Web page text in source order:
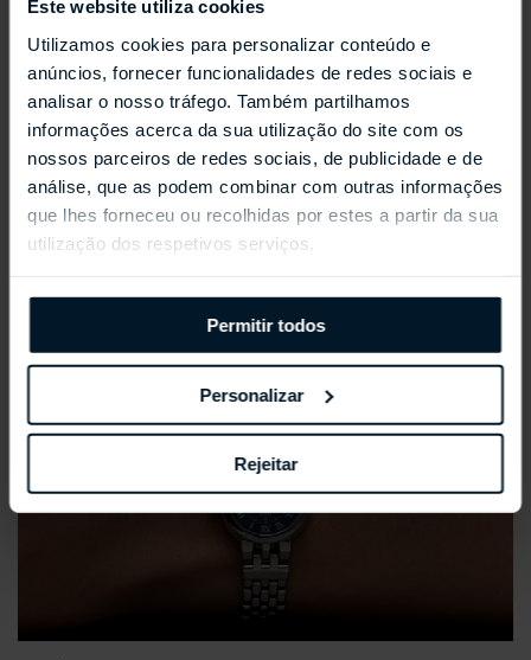
Este website utiliza cookies
Utilizamos cookies para personalizar conteúdo e
anúncios, fornecer funcionalidades de redes sociais e
analisar o nosso tráfego. Também partilhamos
informações acerca da sua utilização do site com os
nossos parceiros de redes sociais, de publicidade e de
análise, que as podem combinar com outras informações
que lhes forneceu ou recolhidas por estes a partir da sua
utilização dos respetivos serviços.
Permitir todos
Personalizar
Rejeitar
REPOSSI ANTIFER